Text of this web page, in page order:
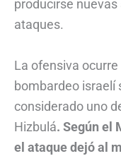
producirse
ataques.
La ofensiva
bombardeo israelí
considerado uno
Hizbulá. Según el
el ataque dejó al